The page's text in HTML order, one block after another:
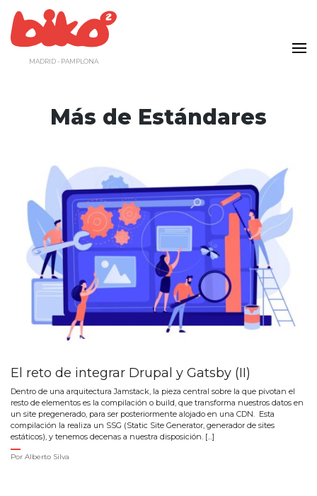
contenido
MADRID - PAMPLONA
Más de Estándares
El reto de integrar Drupal y Gatsby (II)
Dentro de una arquitectura Jamstack, la pieza central sobre la que pivotan el
resto de elementos es la compilación o build, que transforma nuestros datos en
un site pregenerado, para ser posteriormente alojado en una CDN. Esta
compilación la realiza un SSG (Static Site Generator, generador de sites
estáticos), y tenemos decenas a nuestra disposición. […]
Por Alberto Silva